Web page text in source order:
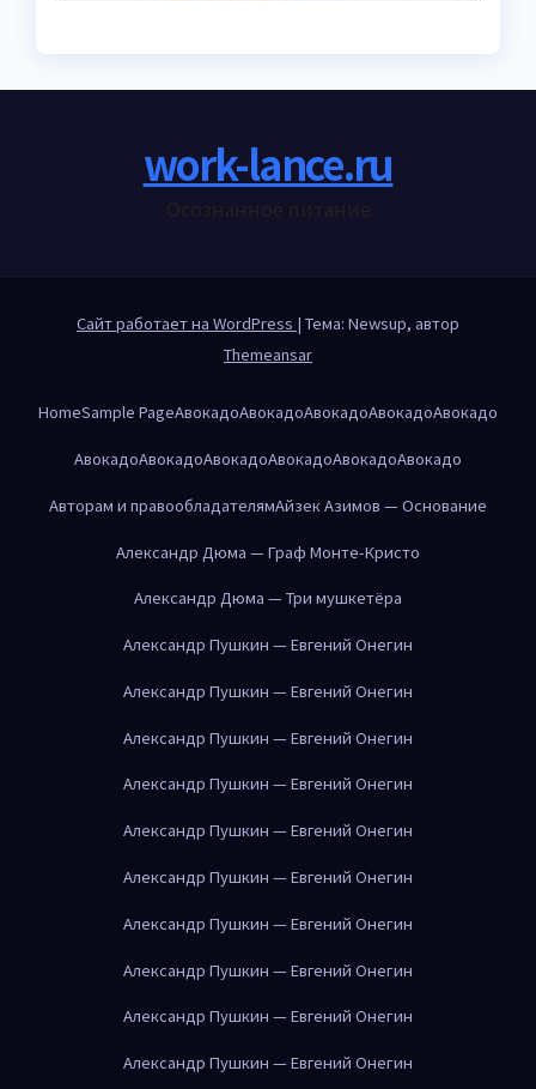
work-lance.ru
Сайт работает на WordPress | Тема: Newsup, автор
Themeansar
HomeSample PageАвокадоАвокадоАвокадоАвокадоАвокадо
АвокадоАвокадоАвокадоАвокадоАвокадоАвокадо
Авторам и правообладателямАйзек Азимов — Основание
Александр Дюма — Граф Монте-Кристо
Александр Дюма — Три мушкетёра
Александр Пушкин — Евгений Онегин
Александр Пушкин — Евгений Онегин
Александр Пушкин — Евгений Онегин
Александр Пушкин — Евгений Онегин
Александр Пушкин — Евгений Онегин
Александр Пушкин — Евгений Онегин
Александр Пушкин — Евгений Онегин
Александр Пушкин — Евгений Онегин
Александр Пушкин — Евгений Онегин
Александр Пушкин — Евгений Онегин